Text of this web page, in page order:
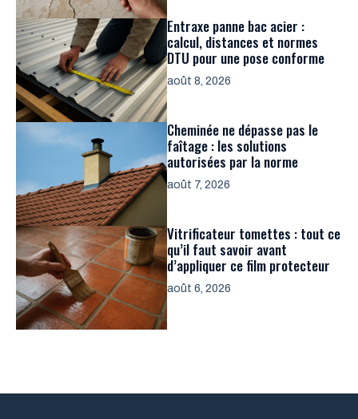
Entraxe panne bac acier :
calcul, distances et normes
DTU pour une pose conforme
août 8, 2026
Cheminée ne dépasse pas le
faîtage : les solutions
autorisées par la norme
août 7, 2026
Vitrificateur tomettes : tout ce
qu’il faut savoir avant
d’appliquer ce film protecteur
août 6, 2026